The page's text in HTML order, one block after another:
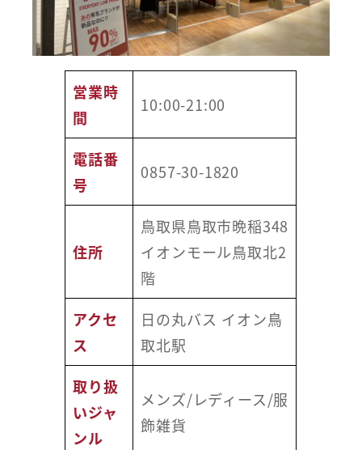
営業時
間
10:00-21:00
電話番
号
0857-30-1820
住所
鳥取県鳥取市晩稲348
イオンモール鳥取北2
階
アクセ
ス
日の丸バス イオン鳥
取北駅
取り扱
いジャ
ンル
メンズ/レディース/服
飾雑貨